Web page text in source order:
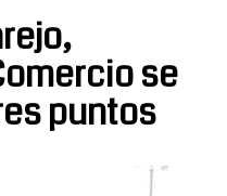
se
puntos